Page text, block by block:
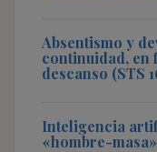
Absentismo y
continuidad, en
descanso (STS
Inteligencia
«hombre-masa»